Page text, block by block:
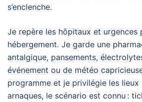
s’enclenche.
Je repère les hôpitaux et urgences
hébergement. Je garde une
antalgique, pansements,
événement ou de météo
programme et je privilégie les lieux
arnaques, le scénario est connu :